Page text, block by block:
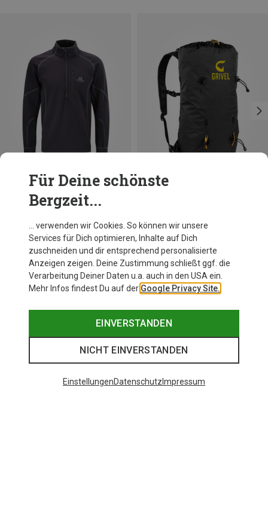
Du sparst 29%
Für Deine schönste
Bergzeit...
… verwenden wir Cookies. So können wir unsere
Services für Dich optimieren, Inhalte auf Dich
zuschneiden und dir entsprechend personalisierte
Anzeigen zeigen. Deine Zustimmung schließt ggf. die
Verarbeitung Deiner Daten u.a. auch in den USA ein.
Mehr Infos findest Du auf der Google Privacy Site.
EINVERSTANDEN
NICHT EINVERSTANDEN
EinstellungenDatenschutz Impressum